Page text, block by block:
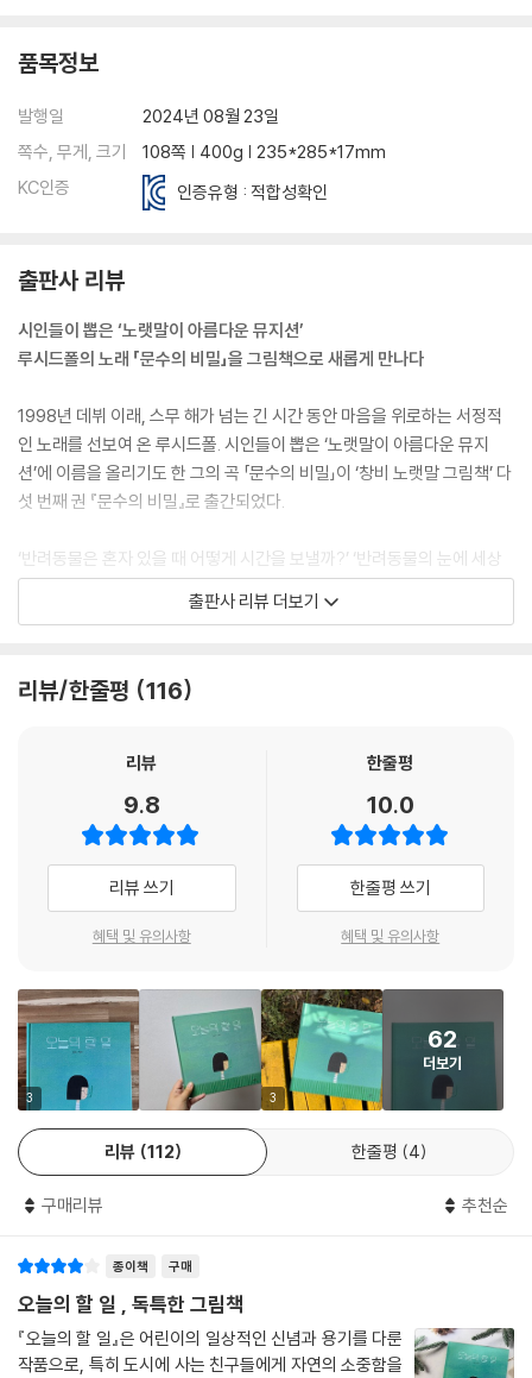
품목정보
발행일
2024년 08월 23일
쪽수, 무게, 크기
108쪽 | 400g | 235*285*17mm
KC인증
인증유형 : 적합성확인
출판사 리뷰
시인들이 뽑은 ‘노랫말이 아름다운 뮤지션’
루시드폴의 노래 「문수의 비밀」을 그림책으로 새롭게 만나다
1998년 데뷔 이래, 스무 해가 넘는 긴 시간 동안 마음을 위로하는 서정적
인 노래를 선보여 온 루시드폴. 시인들이 뽑은 ‘노랫말이 아름다운 뮤지
션’에 이름을 올리기도 한 그의 곡 「문수의 비밀」이 ‘창비 노랫말 그림책’ 다
섯 번째 권 『문수의 비밀』로 출간되었다.
‘반려동물은 혼자 있을 때 어떻게 시간을 보낼까?’ ‘반려동물의 눈에 세상
은 어떻게 보일까?’ 하는 사랑에서 비롯된 질문에 강아지 ‘문수’의 목소리
로 비밀스러운 이야기를 풀어낸다. 문수가 소중하게 간직하고 있는 반려인
요. 못 믿으시겠다고요? 저는 본 적이 없는 강형욱 선생님과 ‘동물 농장’ 채
니라 다른 강아지 친구들도 그럴지 몰라요. _루시드폴 작가의 말
“아빠는 나의 첫사랑 아빠는 나의 큰 우주”
‘함께’이기에 웃을 수 있는 보드라운 날들
고, 메신저도 한다. 하지만 아빠는 그런 문수의 비밀은 꿈에도 알지 못한다.
문수는 “버릇이 나빠진다고 하며 내 밥은 정말 적게 주면서” “친구들을 불
러 놓고 치킨도 먹고 족발도 먹”는 아빠가 얄밉기도 하고, “나를 너무나
모”르는 아빠에게 섭섭함을 느끼기도 한다.
그럼에도 불구하고 자신에게 아빠는 언제나 “첫사랑”이고 “큰 우주”이며
“하나뿐인 사랑스러운 애인”이라고 고백한다. 이야기는 문수의 시선에서
사진 앨범과 문수를 바라볼 때마다 빙그레 미소 짓고 있는 아빠의 얼굴 등
수의 비밀』은 반려동물과의 추억을 간직한 독자는 물론 소중한 이들과 ‘함
께’이기에 웃을 수 있는 모두에게 보드라운 시간을 선물할 것이다.
한국 그림책을 대표하는 작가 김동수가 그린 사랑의 마음
출판사 리뷰 더보기
리뷰/한줄평 116
리뷰
9.8
리뷰 쓰기
혜택 및 유의사항
한줄평
10.0
한줄평 쓰기
혜택 및 유의사항
3 3
62
더보기
리뷰 112 한줄평 4
구매리뷰 추천순
종이책 구매
오늘의 할 일 , 독특한 그림책
『오늘의 할 일』은 어린이의 일상적인 신념과 용기를 다룬
작품으로, 특히 도시에 사는 친구들에게 자연의 소중함을